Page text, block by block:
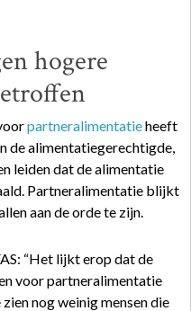
hogere
partneralimentatieheeft
de alimentatiegerechtigde,
leiden dat de alimentatie
Partneralimentatie blijkt
aan de orde te zijn.
“Het lijkt erop dat de
voor partneralimentatie
nog weinig mensen die